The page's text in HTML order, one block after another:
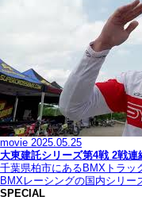
movie 2025.05.25
大東建託シリーズ第4戦 2戦
千葉県柏市にあるBMXトラッ
BMXレーシングの国内シリ
SPECIAL